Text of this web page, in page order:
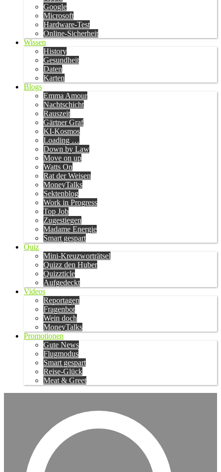
Google
Microsoft
Hardware-Test
Online-Sicherheit
Wissen
History
Gesundheit
Daten
Karten
Blogs
Emma Amour
Nachtschicht
Rauszeit
Gärtner Graf
KI-Kosmos
Loading …
Down by Law
Move on up
Watts On
Rat der Weisen
MoneyTalks
Sektenblog
Work in Progress
Top Job
Zugestiegen
Madame Energie
Smart gespart
Quiz
Mini-Kreuzworträtsel
Quizz den Huber
Quizzticle
Aufgedeckt
Videos
Reportagen
Fragenbot
Wein doch
MoneyTalks
Promotionen
Gute News
Flugmodus
Smart gespart
Reise-Glück
Meat & Greet